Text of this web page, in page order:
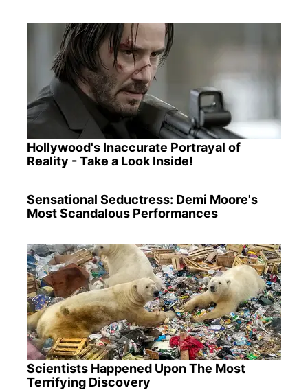
Hollywood's Inaccurate Portrayal of
Reality - Take a Look Inside!
Sensational Seductress: Demi Moore's
Most Scandalous Performances
Scientists Happened Upon The Most
Terrifying Discovery